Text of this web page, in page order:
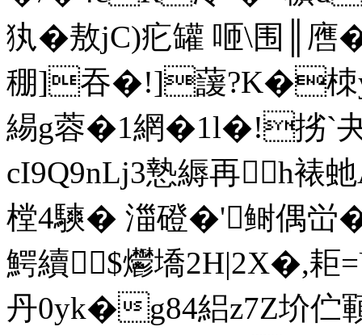
犱�敖jC)疕罐 咂\围
稝]吞�!]蘐?K�栜
緆g蓉�1 網� 1l�!挘`
cI9Q9nLj3慹縟再h裱
樘4騻� 湽磴�'鲥偶峃
鰐續$爩墧2H|2X�,耟
丹0yk�g84絽z7Z圿